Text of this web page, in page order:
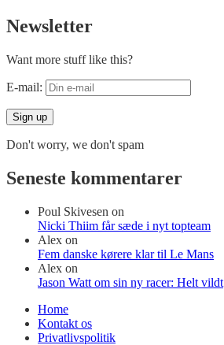
Newsletter
Want more stuff like this?
E-mail:
Don't worry, we don't spam
Seneste kommentarer
Poul Skivesen on
Nicki Thiim får sæde i nyt topteam
Alex on
Fem danske kørere klar til Le Mans
Alex on
Jason Watt om sin ny racer: Helt vildt
Home
Kontakt os
Privatlivspolitik